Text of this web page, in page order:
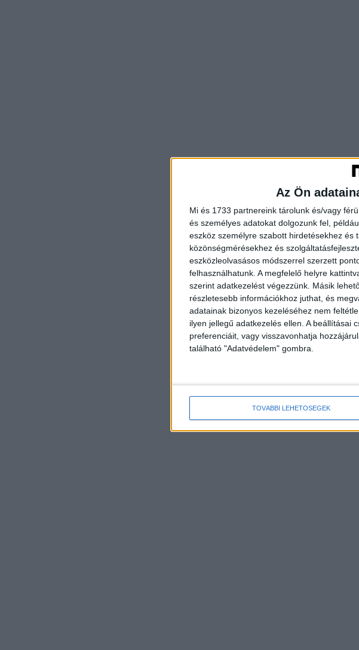
Az Ön
Mi és 1733 partnereink tárolunk és/vagy
és személyes adatokat dolgozunk fel,
eszköz személyre szabott hirdetésekhez
közönségmérésekhez és
eszközleolvasásos módszerrel szerzett
felhasználhatunk. A megfelelő helyre
szerint adatkezelést végezzünk. Másik
részletesebb információkhoz juthat, és
adatainak bizonyos kezeléséhez nem
ilyen jellegű adatkezelés ellen. A beállításai
preferenciáit, vagy visszavonhatja
található "Adatvédelem" gombra.
TOVÁBBI LEHETŐSÉGEK